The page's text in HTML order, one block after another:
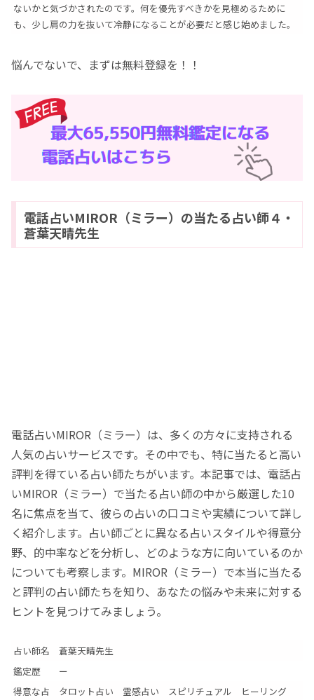
ないかと気づかされたのです。何を優先すべきかを見極めるために
も、少し肩の力を抜いて冷静になることが必要だと感じ始めました。
悩んでないで、まずは無料登録を！！
電話占いMIROR（ミラー）の当たる占い師４・
蒼葉天晴先生
電話占いMIROR（ミラー）は、多くの方々に支持される
人気の占いサービスです。その中でも、特に当たると高い
評判を得ている占い師たちがいます。本記事では、電話占
いMIROR（ミラー）で当たる占い師の中から厳選した10
名に焦点を当て、彼らの占いの口コミや実績について詳し
く紹介します。占い師ごとに異なる占いスタイルや得意分
野、的中率などを分析し、どのような方に向いているのか
についても考察します。MIROR（ミラー）で本当に当たる
と評判の占い師たちを知り、あなたの悩みや未来に対する
ヒントを見つけてみましょう。
占い師名
蒼葉天晴先生
鑑定歴
ー
得意な占
タロット占い 霊感占い スピリチュアル ヒーリング